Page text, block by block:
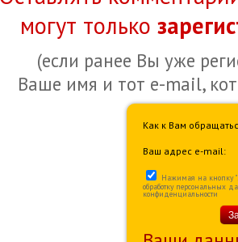
могут только
(если ранее Вы уже
Ваше имя и тот e-mail,
Как к Вам
Ваш адрес e-mail:
Нажимая на кнопку
обработку персональных
конфиденциальности